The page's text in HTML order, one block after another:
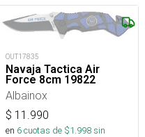
OUT17835
Navaja Tactica Air
Force 8cm 19822
Albainox
$ 11.990
en 6cuotas de $1.998sin